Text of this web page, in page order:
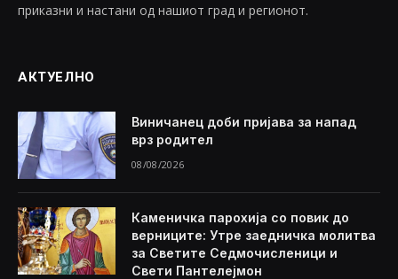
приказни и настани од нашиот град и регионот.
АКТУЕЛНО
Виничанец доби пријава за напад
врз родител
08/08/2026
Каменичка парохија со повик до
верниците: Утре заедничка молитва
за Светите Седмочисленици и
Свети Пантелејмон